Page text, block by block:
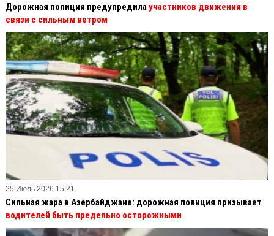
Дорожная полиция предупредилаучастников движения в
связи с сильным ветром
25 Июль 2026 15:21
Сильная жара в Азербайджане: дорожная полиция призывает
водителей быть предельно осторожными